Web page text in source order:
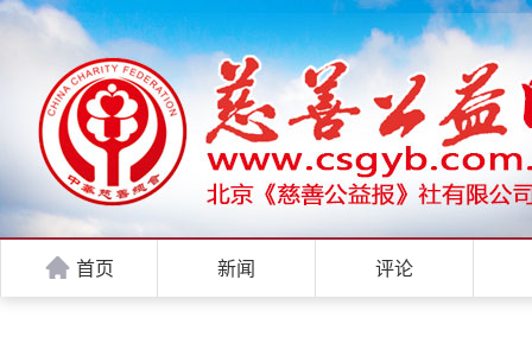
首页 新闻 评论